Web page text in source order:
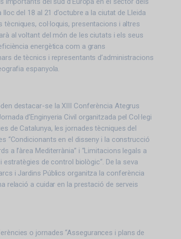
del 18 al 21 d’octubre a la ciutat de Lleida
col·loquis, presentacions i altres
al voltant del món de les ciutats i els seus
energètica com a grans
de tècnics i representants d’administracions
espanyola.
destacar-se la XIII Conferència Ategrus
d’Enginyeria Civil organitzada pel Col·legi
de Catalunya, les jornades tècniques del
“Condicionants en el disseny i la construcció
a l’àrea Mediterrània” i “Limitacions legals a
estratègies de control biològic“. De la seva
i Jardins Públics organitza la conferència
relació a cuidar en la prestació de serveis
o jornades “Assegurances i plans de